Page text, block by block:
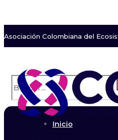
Asociación Colombiana del
Inicio